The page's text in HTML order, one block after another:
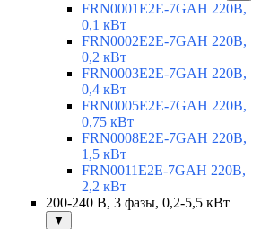
FRN0001E2E-7GAH 220В,
0,1 кВт
FRN0002E2E-7GAH 220В,
0,2 кВт
FRN0003E2E-7GAH 220В,
0,4 кВт
FRN0005E2E-7GAH 220В,
0,75 кВт
FRN0008E2E-7GAH 220В,
1,5 кВт
FRN0011E2E-7GAH 220В,
2,2 кВт
200-240 В, 3 фазы, 0,2-5,5 кВт
▼